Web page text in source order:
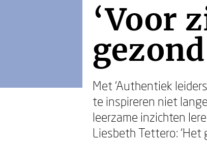
‘Voor
Met ‘Authentiek
te inspireren niet
leerzame inzichten
Liesbeth Tettero: